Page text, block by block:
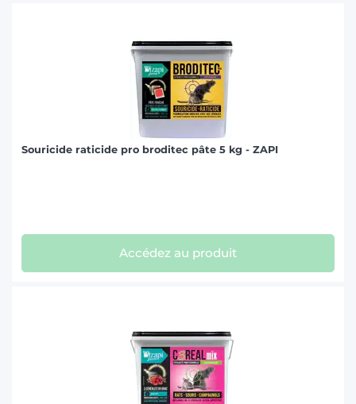
Souricide raticide pro broditec pâte 5 kg - ZAPI
Accédez au produit